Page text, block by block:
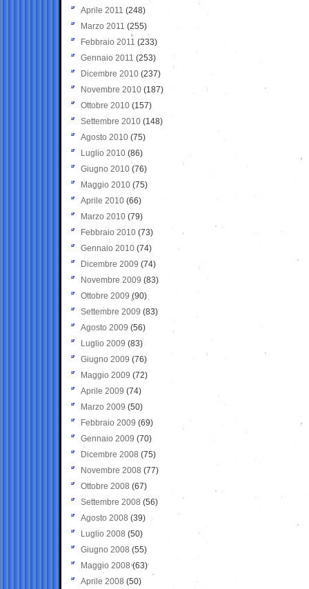
Aprile 2011 (248)
Marzo 2011 (255)
Febbraio 2011 (233)
Gennaio 2011 (253)
Dicembre 2010 (237)
Novembre 2010 (187)
Ottobre 2010 (157)
Settembre 2010 (148)
Agosto 2010 (75)
Luglio 2010 (86)
Giugno 2010 (76)
Maggio 2010 (75)
Aprile 2010 (66)
Marzo 2010 (79)
Febbraio 2010 (73)
Gennaio 2010 (74)
Dicembre 2009 (74)
Novembre 2009 (83)
Ottobre 2009 (90)
Settembre 2009 (83)
Agosto 2009 (56)
Luglio 2009 (83)
Giugno 2009 (76)
Maggio 2009 (72)
Aprile 2009 (74)
Marzo 2009 (50)
Febbraio 2009 (69)
Gennaio 2009 (70)
Dicembre 2008 (75)
Novembre 2008 (77)
Ottobre 2008 (67)
Settembre 2008 (56)
Agosto 2008 (39)
Luglio 2008 (50)
Giugno 2008 (55)
Maggio 2008(63)
Aprile 2008 (50)